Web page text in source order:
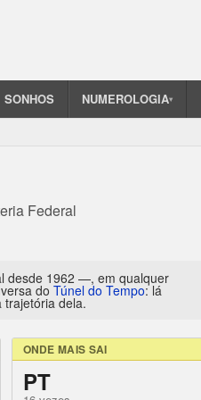
SONHOS NUMEROLOGIA▾
Federal
desde 1962 —, em qualquer
do Túnel do Tempo: lá
dela.
ONDE MAIS SAI
PT